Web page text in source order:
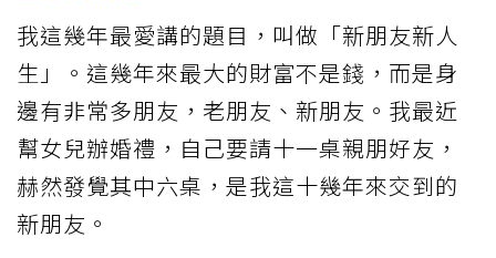
我這幾年最愛講的題目，叫做「新朋友新人
生」。這幾年來最大的財富不是錢，而是身
邊有非常多朋友，老朋友、新朋友。我最近
幫女兒辦婚禮，自己要請十一桌親朋好友，
赫然發覺其中六桌，是我這十幾年來交到的
新朋友。